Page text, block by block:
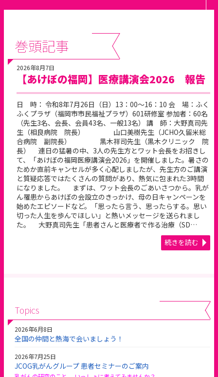
巻頭記事
2026年8月7日
【あけぼの福岡】医療講演会2026 報告
日 時： 令和8年7月26日（日）13：00～16：10 会 場：ふく
ふくプラザ（福岡市市民福祉プラザ）601研修室 参加者：60名
（先生3名、会長、会員43名、一般13名） 講 師：大野真司先
生（相良病院 院長） 山口美樹先生（JCHO久留米総
合病院 副院長） 黒木祥司先生（黒木クリニック 院
長） 連日の猛暑の中、3人の先生方とワット会長をお招きし
て、「あけぼの福岡医療講演会2026」を開催しました。暑さの
ためか直前キャンセルが多く心配しましたが、先生方のご講演
と質疑応答ではたくさんの質問があり、熱気に包まれた3時間
になりました。 まずは、ワット会長のごあいさつから。乳が
ん罹患からあけぼの会設立のきっかけ、母の日キャンペーンを
始めたエピソードなど。「思ったら言う、思ったらする。思い
切った人生を歩んでほしい」と熱いメッセージを送られまし
た。 大野真司先生「患者さんと医療者で作る治療（SD…
続きを読む
Topics
2026年6月8日
全国の仲間と熱海で会いましょう！
2026年7月25日
JCOG乳がんグループ 患者セミナーのご案内